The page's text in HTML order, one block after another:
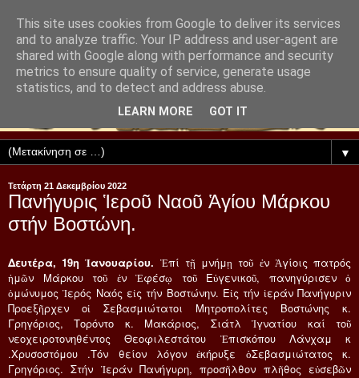
▼
Τετάρτη 21 Δεκεμβρίου 2022
Πανήγυρις Ἱεροῦ Ναοῦ Ἁγίου Μάρκου
στήν Βοστώνη.
Δευτέρα, 19η Ἰανουαρίου. Ἐπί τῇ μνήμῃ τοῦ ἐν Ἁγίοις πατρός
ἡμῶν Μάρκου τοῦ ἐν Ἐφέσῳ τοῦ Εὐγενικοῦ, πανηγύρισεν ὁ
ὁμώνυμος Ἱερός Ναός εἰς τήν Βοστώνην. Εἰς τήν ἱεράν Πανήγυριν
Προεξῆρχεν οἱ Σεβασμιώτατοι Μητροπολίτες Βοστώνης κ.
Γρηγόριος, Τορόντο κ. Μακάριος, Σιάτλ Ἰγνατίου καί τοῦ
νεοχειροτονηθέντος Θεοφιλεστάτου Ἐπισκόπου Λάνχαμ κ
.Χρυσοστόμου .Τόν θείον λόγον ἐκήρυξε ὁΣεβασμιώτατος κ.
Γρηγόριος. Στήν Ἱεράν Πανήγυρη, προσῆλθον πλῆθος εὐσεβῶν
This site uses cookies from Google to deliver its services
and to analyze traffic. Your IP address and user-agent are
shared with Google along with performance and security
metrics to ensure quality of service, generate usage
statistics, and to detect and address abuse.
LEARN MORE GOT IT